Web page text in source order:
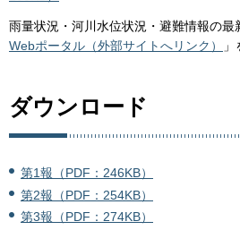
雨量状況・河川水位状況・避難情報の最
Webポータル（外部サイトへリンク）
ダウンロード
第1報（PDF：246KB）
第2報（PDF：254KB）
第3報（PDF：274KB）